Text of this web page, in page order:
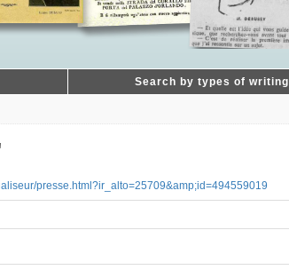
Search by types of writing
presse.html?ir_alto=25709&amp;id=494559019